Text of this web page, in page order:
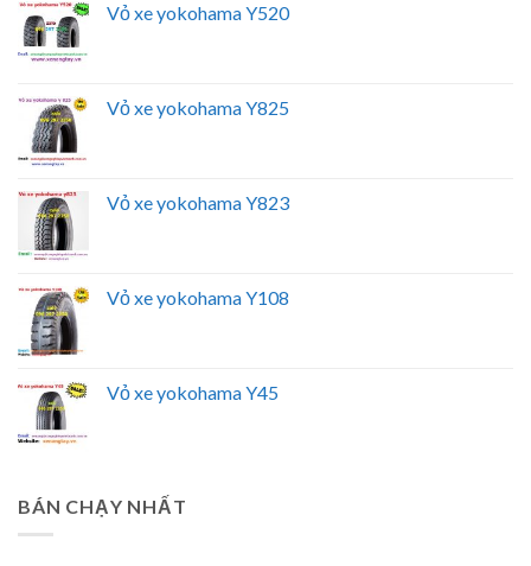
Vỏ xe yokohama Y520
Vỏ xe yokohama Y825
Vỏ xe yokohama Y823
Vỏ xe yokohama Y108
Vỏ xe yokohama Y45
BÁN CHẠY NHẤT